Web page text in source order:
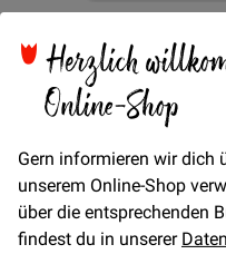
Herzlich
Online-Shop
Gern informieren wir dich
unserem Online-Shop
über die entsprechenden
findest du in unserer
Zum
Anfang
der
Bildgalerie
springen
Grün
VerfügbarkeitAuf Lager
STÜCK